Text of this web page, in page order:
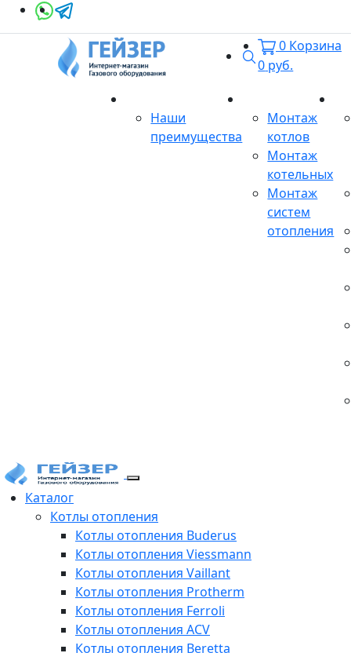
Поиск
0 Корзина
0 руб.
Наши
преимущества
Монтаж
котлов
Монтаж
котельных
Монтаж
систем
отопления
Каталог
Котлы отопления
Котлы отопления Buderus
Котлы отопления Viessmann
Котлы отопления Vaillant
Котлы отопления Protherm
Котлы отопления Ferroli
Котлы отопления ACV
Котлы отопления Beretta